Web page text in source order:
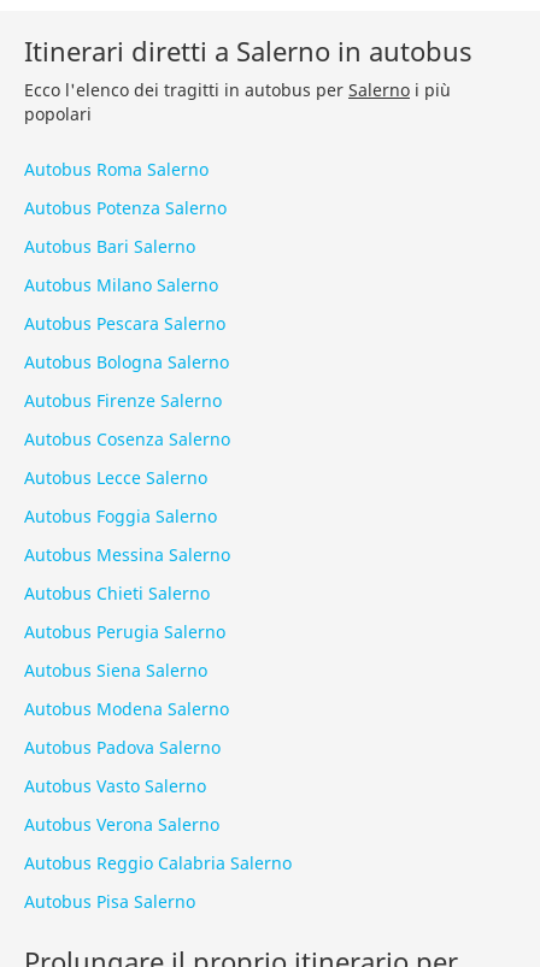
Itinerari diretti a Salerno in autobus
Ecco l'elenco dei tragitti in autobus per Salerno i più
popolari
Autobus Roma Salerno
Autobus Potenza Salerno
Autobus Bari Salerno
Autobus Milano Salerno
Autobus Pescara Salerno
Autobus Bologna Salerno
Autobus Firenze Salerno
Autobus Cosenza Salerno
Autobus Lecce Salerno
Autobus Foggia Salerno
Autobus Messina Salerno
Autobus Chieti Salerno
Autobus Perugia Salerno
Autobus Siena Salerno
Autobus Modena Salerno
Autobus Padova Salerno
Autobus Vasto Salerno
Autobus Verona Salerno
Autobus Reggio Calabria Salerno
Autobus Pisa Salerno